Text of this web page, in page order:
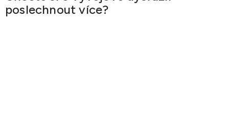
poslechnout více?